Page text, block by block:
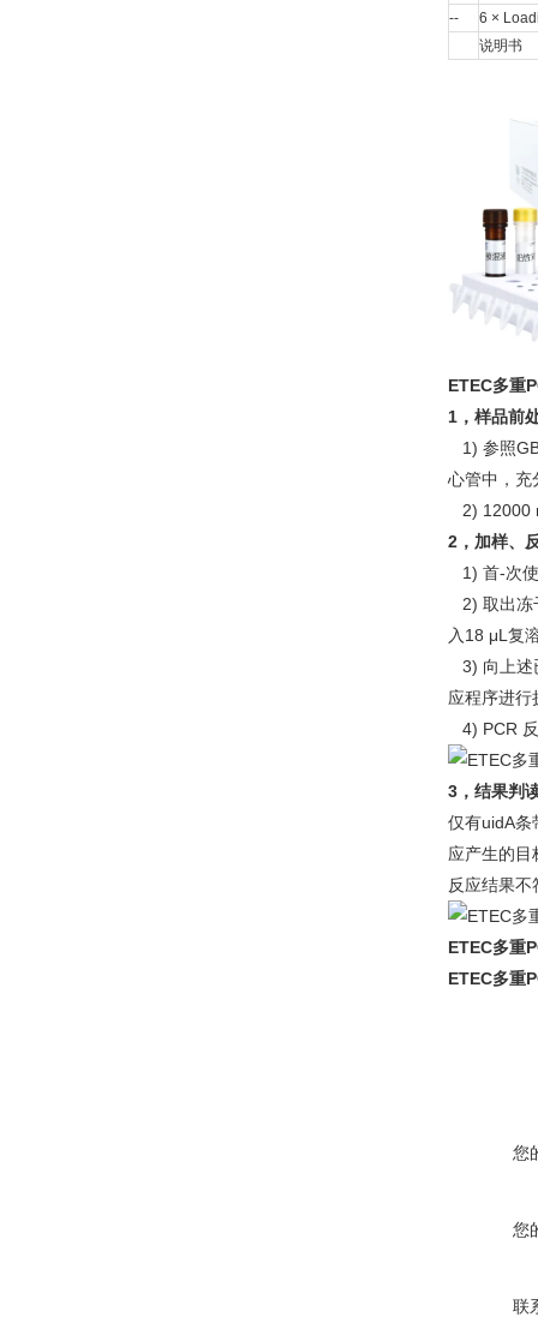
--
6 ×
说明书
ETEC多重
1，样品前
1) 参照
心管中，
2) 12000
2，加样、
1) 首-次
2) 取出冻
入18 μL复
3) 向上述
应程序进行
4) PCR
3，结果判
仅有uidA条
应产生的目
反应结果
ETEC多重
ETEC多重
您
您
联